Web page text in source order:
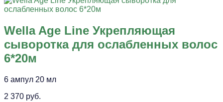
Wella Age Line Укрепляющая
сыворотка для ослабленных волос
6*20м
6 ампул 20 мл
2 370 руб.